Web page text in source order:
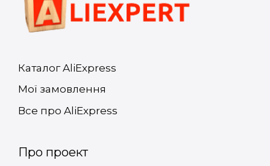
Каталог AliExpress
Мої замовлення
Все про AliExpress
Про проект